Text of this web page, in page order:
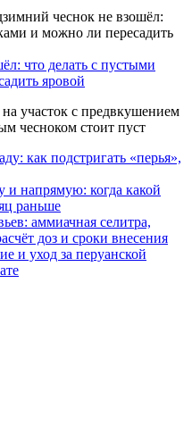
что делать с пустыми
яровой
участок с предвкушением
чесноком стоит пуст
как подстригать «перья»,
и напрямую: когда какой
раньше
аммиачная селитра,
доз и сроки внесения
и уход за перуанской